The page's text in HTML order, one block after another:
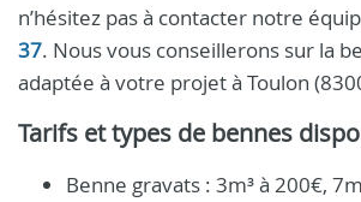
n’hésitez pas à contacter notre
37. Nous vous conseillerons sur la
adaptée à votre projet à Toulon
Tarifs et types de bennes
Benne gravats : 3m³ à 200€,